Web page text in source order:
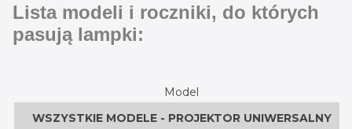
Lista modeli i roczniki, do których
pasują lampki:
Model
WSZYSTKIE MODELE - PROJEKTOR UNIWERSALNY